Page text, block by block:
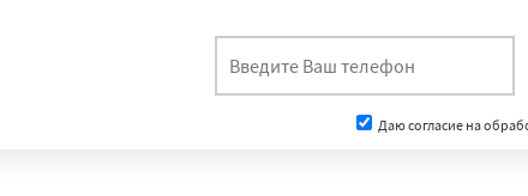
Даю согласие на